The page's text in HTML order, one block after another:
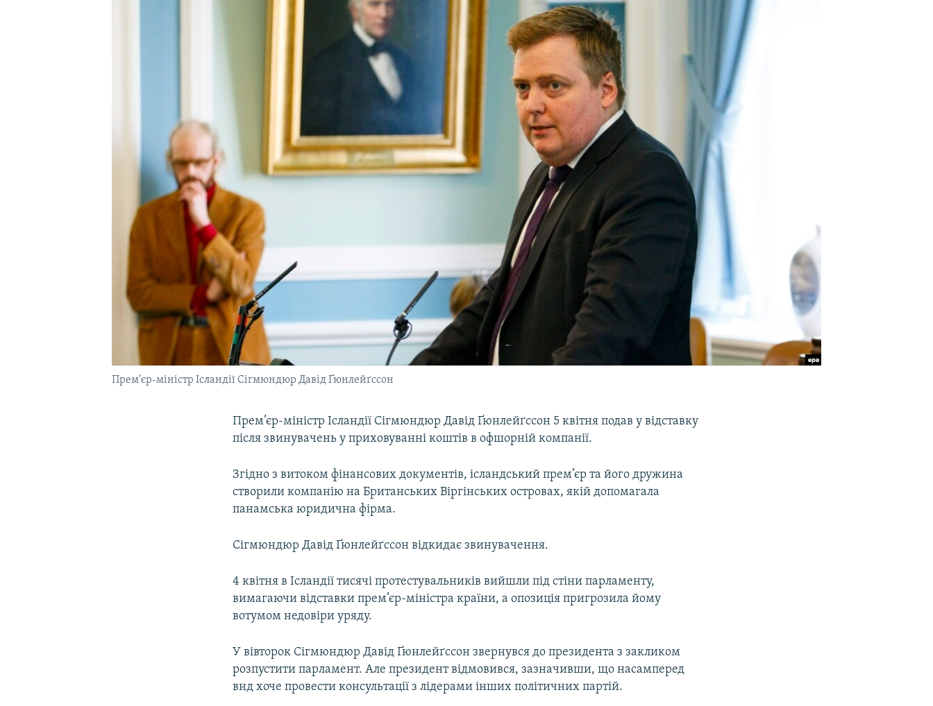
Прем’єр-міністр Ісландії Сігмюндюр Давід Ґюнлейґссон
Прем’єр-міністр Ісландії Сігмюндюр Давід Ґюнлейґссон 5 квітня подав у відставку
після звинувачень у приховуванні коштів в офшорній компанії.
Згідно з витоком фінансових документів, ісландський прем’єр та його дружина
створили компанію на Британських Віргінських островах, якій допомагала
панамська юридична фірма.
Сігмюндюр Давід Ґюнлейґссон відкидає звинувачення.
4 квітня в Ісландії тисячі протестувальників вийшли під стіни парламенту,
вимагаючи відставки прем’єр-міністра країни, а опозиція пригрозила йому
вотумом недовіри уряду.
У вівторок Сігмюндюр Давід Ґюнлейґссон звернувся до президента з закликом
розпустити парламент. Але президент відмовився, зазначивши, що насамперед
внд хоче провести консультації з лідерами інших політичних партій.